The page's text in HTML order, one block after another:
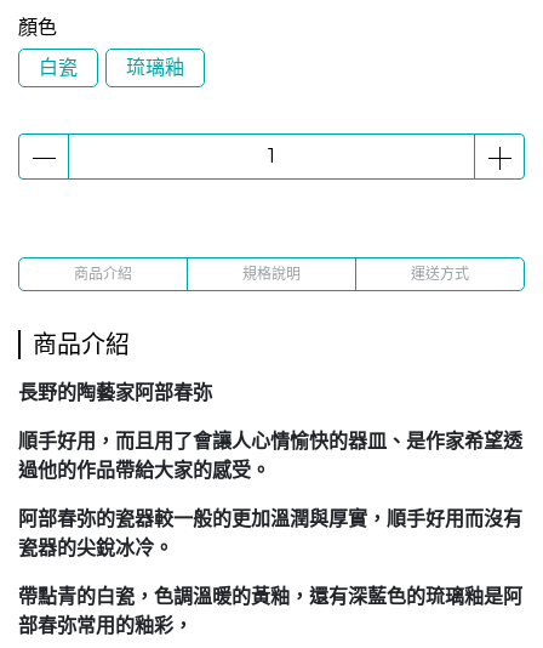
顏色
白瓷
琉璃釉
商品介紹 規格說明 運送方式
商品介紹
長野的陶藝家阿部春弥
順手好用，而且用了會讓人心情愉快的器皿、是作家希望透
過他的作品帶給大家的感受。
阿部春弥的瓷器較一般的更加溫潤與厚實，順手好用而沒有
瓷器的尖銳冰冷。
帶點青的白瓷，色調溫暖的黃釉，還有深藍色的琉璃釉是阿
部春弥常用的釉彩，